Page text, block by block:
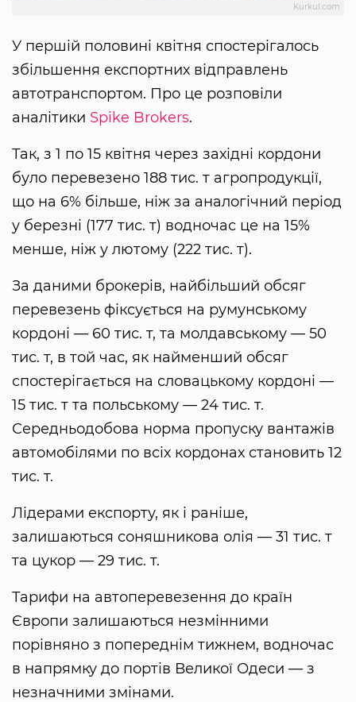
Kurkul.com
У першій половині квітня спостерігалось
збільшення експортних відправлень
автотранспортом. Про це розповіли
аналітики Spike Brokers.
Так, з 1 по 15 квітня через західні кордони
було перевезено 188 тис. т агропродукції,
що на 6% більше, ніж за аналогічний період
у березні (177 тис. т) водночас це на 15%
менше, ніж у лютому (222 тис. т).
За даними брокерів, найбільший обсяг
перевезень фіксується на румунському
кордоні — 60 тис. т, та молдавському — 50
тис. т, в той час, як найменший обсяг
спостерігається на словацькому кордоні —
15 тис. т та польському — 24 тис. т.
Середньодобова норма пропуску вантажів
автомобілями по всіх кордонах становить 12
тис. т.
Лідерами експорту, як і раніше,
залишаються соняшникова олія — 31 тис. т
та цукор — 29 тис. т.
Тарифи на автоперевезення до країн
Європи залишаються незмінними
порівняно з попереднім тижнем, водночас
в напрямку до портів Великої Одеси — з
незначними змінами.